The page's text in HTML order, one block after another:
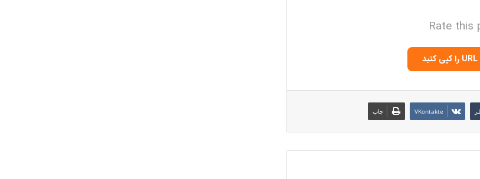
Rate this
URL را کپی کنید
‫VKontakte چاپ